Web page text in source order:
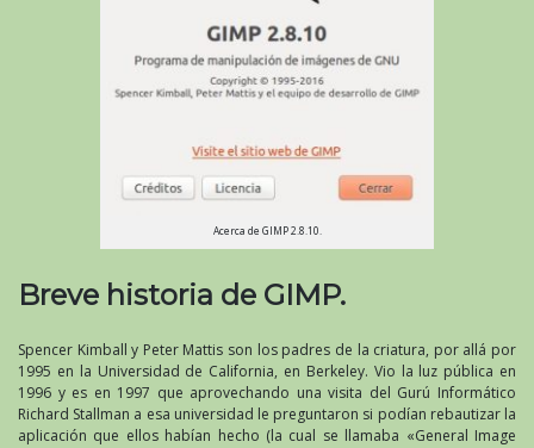
Acerca de GIMP 2.8.10.
Breve historia de GIMP.
Spencer Kimball y Peter Mattis son los padres de la criatura, por allá por
1995 en la Universidad de California, en Berkeley. Vio la luz pública en
1996 y es en 1997 que aprovechando una visita del Gurú Informático
Richard Stallman a esa universidad le preguntaron si podían rebautizar la
aplicación que ellos habían hecho (la cual se llamaba «General Image